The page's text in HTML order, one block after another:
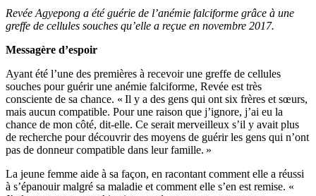
Revée Agyepong a été guérie de l’anémie falciforme grâce à une
greffe de cellules souches qu’elle a reçue en novembre 2017.
Messagère d’espoir
Ayant été l’une des premières à recevoir une greffe de cellules
souches pour guérir une anémie falciforme, Revée est très
consciente de sa chance. « Il y a des gens qui ont six frères et sœurs,
mais aucun compatible. Pour une raison que j’ignore, j’ai eu la
chance de mon côté, dit-elle. Ce serait merveilleux s’il y avait plus
de recherche pour découvrir des moyens de guérir les gens qui n’ont
pas de donneur compatible dans leur famille. »
La jeune femme aide à sa façon, en racontant comment elle a réussi
à s’épanouir malgré sa maladie et comment elle s’en est remise. «